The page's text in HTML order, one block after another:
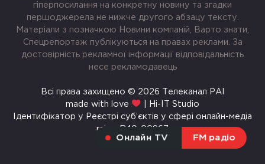
Онлайн TV FM радіо
гіперпосилання на конкретну новину та згадки
першоджерела не нижче другого абзацу тексту.
Матеріали з позначкою Новини компаній, Варто знати,
Спецрепортаж публікуються на правах реклами. За
достовірність рекламної інформації відповідальність
несе рекламодавець
Всі права захищено © 2026 Телеканал РАІ
made with love
| Hi-IT Studio
Ідентифікатор у Реєстрі суб’єктів у сфері онлайн-медіа
rai.ua R40-00967